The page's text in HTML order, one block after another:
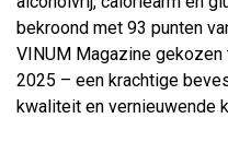
bekroond met 93 punten
VINUM Magazine
2025 – een krachtige
kwaliteit en vernieuwende